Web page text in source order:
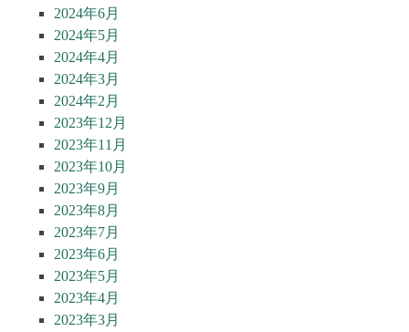
2024年6月
2024年5月
2024年4月
2024年3月
2024年2月
2023年12月
2023年11月
2023年10月
2023年9月
2023年8月
2023年7月
2023年6月
2023年5月
2023年4月
2023年3月